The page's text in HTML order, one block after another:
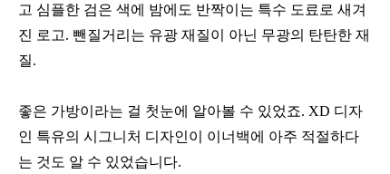
고 심플한 검은 색에 밤에도 반짝이는 특수 도료로 새겨
진 로고. 뺀질거리는 유광 재질이 아닌 무광의 탄탄한 재
질.
좋은 가방이라는 걸 첫눈에 알아볼 수 있었죠. XD 디자
인 특유의 시그니처 디자인이 이너백에 아주 적절하다
는 것도 알 수 있었습니다.